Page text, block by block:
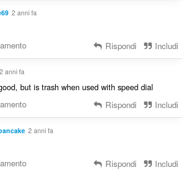
2 anni fa
Rispondi Includi
2 anni fa
but is trash when used with speed dial
Rispondi Includi
2 anni fa
Rispondi Includi